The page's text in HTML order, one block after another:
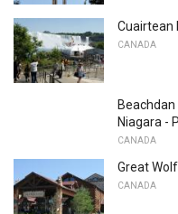
Cuairtean
CANADA
Niagara -
CANADA
Great
CANADA